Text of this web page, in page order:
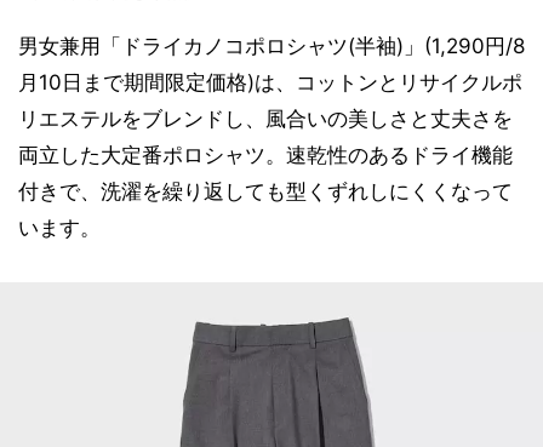
男女兼用「ドライカノコポロシャツ(半袖)」(1,290円/8
月10日まで期間限定価格)は、コットンとリサイクルポ
リエステルをブレンドし、風合いの美しさと丈夫さを
両立した大定番ポロシャツ。速乾性のあるドライ機能
付きで、洗濯を繰り返しても型くずれしにくくなって
います。